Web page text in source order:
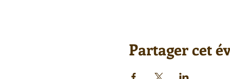
Partager cet